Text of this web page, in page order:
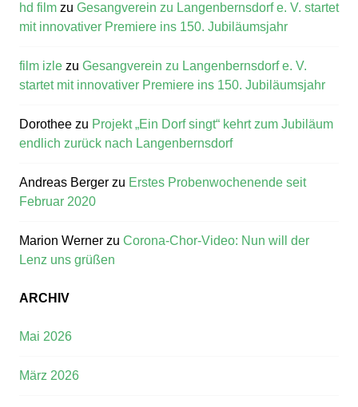
hd film zu Gesangverein zu Langenbernsdorf e. V. startet
mit innovativer Premiere ins 150. Jubiläumsjahr
film izle zu Gesangverein zu Langenbernsdorf e. V.
startet mit innovativer Premiere ins 150. Jubiläumsjahr
Dorothee zu Projekt „Ein Dorf singt“ kehrt zum Jubiläum
endlich zurück nach Langenbernsdorf
Andreas Berger zu Erstes Probenwochenende seit
Februar 2020
Marion Werner zu Corona-Chor-Video: Nun will der
Lenz uns grüßen
ARCHIV
Mai 2026
März 2026